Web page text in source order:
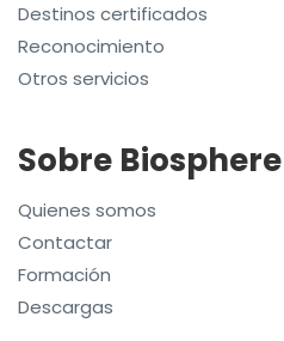
Destinos certificados
Reconocimiento
Otros servicios
Sobre Biosphere
Quienes somos
Contactar
Formación
Descargas